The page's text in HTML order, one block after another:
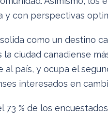
y con perspectivas
como un destino
ciudad canadiense
país, y ocupa el
interesados en
% de los